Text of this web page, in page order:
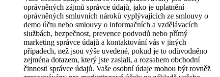
oprávněných zájmů správce údajů, jako je uplatnění
oprávněných smluvních nároků vyplývajících ze smlouvy o
demo účtu nebo smlouvy o informačních a vzdělávacích
službách, bezpečnost, prevence podvodů nebo přímý
marketing správce údajů a kontaktování vás v jiných
případech, než jsou výše uvedené, pokud je to odůvodněno
zejména dotazem, který jste zaslali, a rozsahem obchodní
činnosti správce údajů. Vaše osobní údaje mohou být rovněž